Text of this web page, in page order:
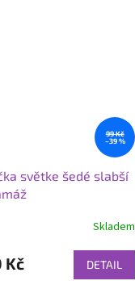
99 Kč
–39 %
světke šedé slabší
Skladem
Kč DETAIL